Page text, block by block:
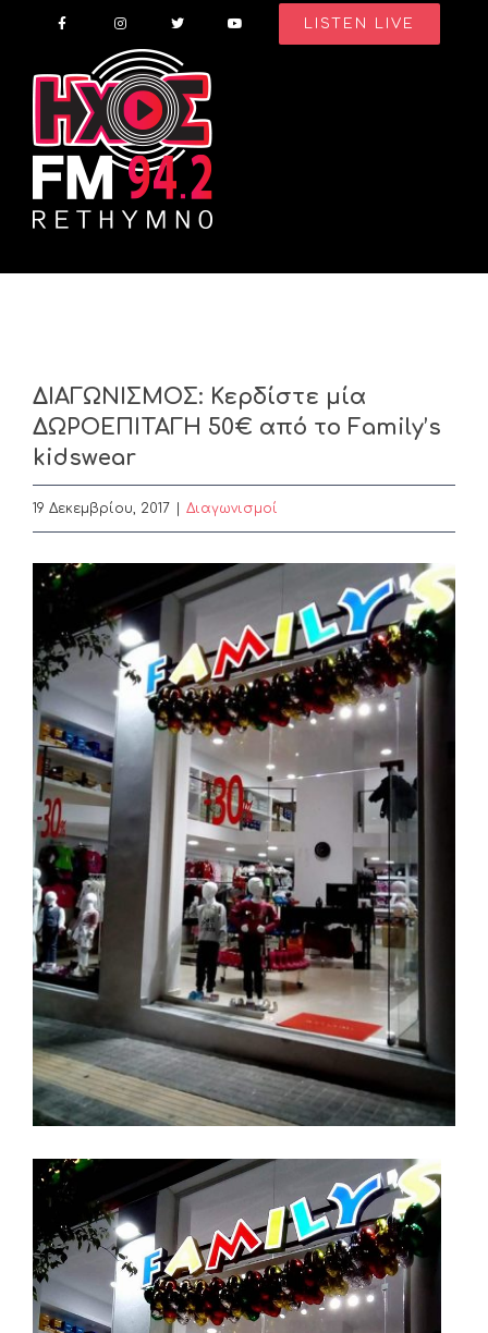
content
LISTEN LIVE
ΔΙΑΓΩΝΙΣΜΟΣ: Κερδίστε μία
ΔΩΡΟΕΠΙΤΑΓΗ 50€ από το Family’s
kidswear
19 Δεκεμβρίου, 2017 Διαγωνισμοί
View
Larger
Image